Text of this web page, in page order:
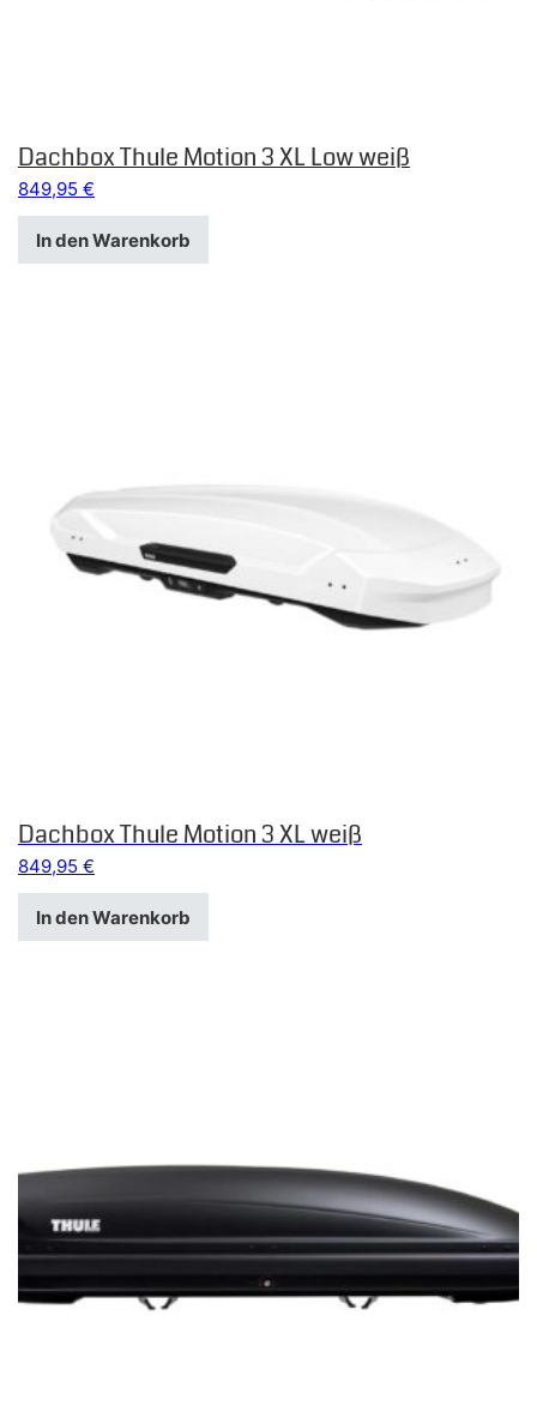
Dachbox Thule Motion 3 XL Low weiß
849,95 €
In den Warenkorb
Dachbox Thule Motion 3 XL weiß
849,95 €
In den Warenkorb